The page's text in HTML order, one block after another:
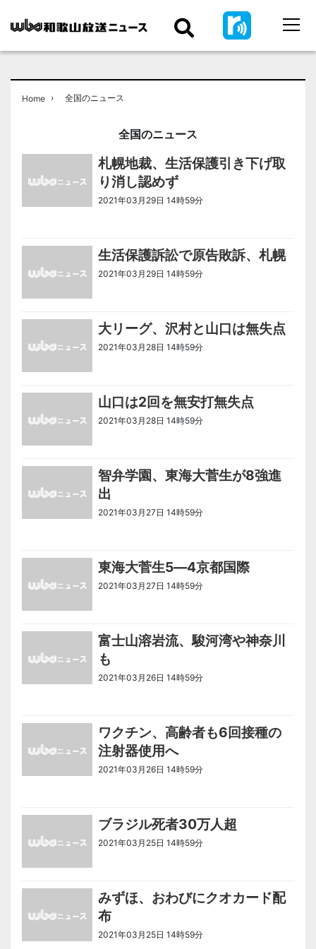
Home › 全国のニュース
全国のニュース
札幌地裁、生活保護引き下げ取
り消し認めず
2021年03月29日 14時59分
生活保護訴訟で原告敗訴、札幌
2021年03月29日 14時59分
大リーグ、沢村と山口は無失点
2021年03月28日 14時59分
山口は2回を無安打無失点
2021年03月28日 14時59分
智弁学園、東海大菅生が8強進
出
2021年03月27日 14時59分
東海大菅生5―4京都国際
2021年03月27日 14時59分
富士山溶岩流、駿河湾や神奈川
も
2021年03月26日 14時59分
ワクチン、高齢者も6回接種の
注射器使用へ
2021年03月26日 14時59分
ブラジル死者30万人超
2021年03月25日 14時59分
みずほ、おわびにクオカード配
布
2021年03月25日 14時59分